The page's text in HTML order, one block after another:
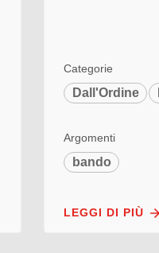
Categorie
Dall'Ordine
Argomenti
bando
LEGGI DI PIÙ